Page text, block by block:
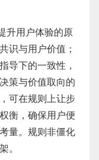
升用户体验的原
识与用户价值；
导下的一致性，
策与价值取向的
可在规则上让步
衡，确保用户便
量。规则非僵化
。